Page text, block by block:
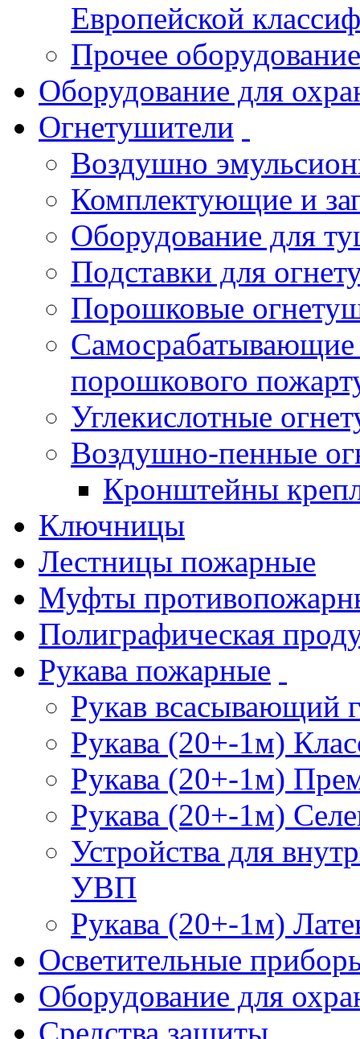
Европейской
Прочее оборудование
Оборудование для
Огнетушители
Воздушно
Комплектующие и
Оборудование для
Подставки для
Порошковые
порошкового
Углекислотные
Воздушно-пенные
Кронштейны
Ключницы
Лестницы пожарные
Муфты
Полиграфическая
Рукава пожарные
Рукав всасывающий
Рукава (20+-1м)
Рукава (20+-1м)
Рукава (20+-1м)
Устройства для
УВП
Рукава (20+-1м)
Осветительные
Оборудование для
Средства защиты